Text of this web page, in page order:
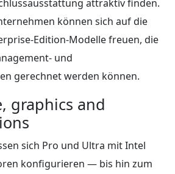
attraktiv finden.
können sich auf die
Edition-Modelle freuen, die
und
gerechnet werden können.
graphics and
sich Pro und Ultra mit Intel
konfigurieren — bis hin zum